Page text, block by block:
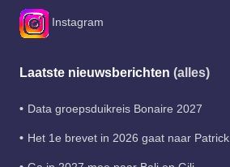
Instagram
Laatste nieuwsberichten (alles)
Data groepsduikreis Bonaire 2027
Het 1e brevet in 2026 gaat naar Patrick.